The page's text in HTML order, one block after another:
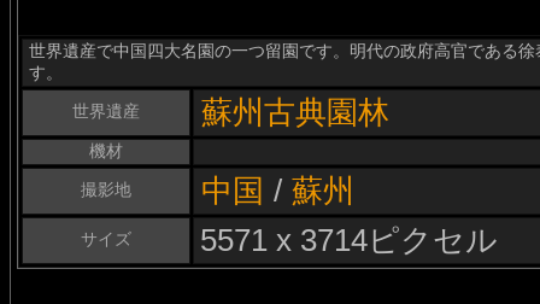
世界遺産で中国四大名園の一つ留園です。明代の政府高官である
す。
世界遺産
蘇州古典園林
機材
撮影地
中国 / 蘇州
サイズ 5571 x 3714ピクセル